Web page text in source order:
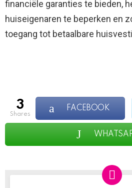
financiële garanties te bieden,
huiseigenaren te beperken en
toegang tot betaalbare
3
shares
FACEBOOK